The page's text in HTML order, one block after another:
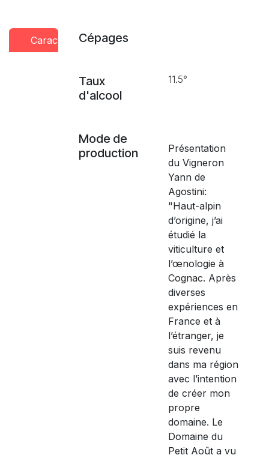
CaractéristiquesCépages
Taux
d'alcool
11.5°
Mode de
production
Présentation
du Vigneron
Yann de
Agostini:
"Haut-alpin
d’origine, j’ai
étudié la
viticulture et
l’œnologie à
Cognac. Après
diverses
expériences en
France et à
l’étranger, je
suis revenu
dans ma région
avec l’intention
de créer mon
propre
domaine. Le
Domaine du
Petit Août a vu